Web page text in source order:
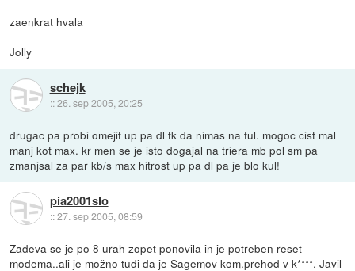
zaenkrat hvala
Jolly
schejk
::26. sep 2005, 20:25
drugac pa probi omejit up pa dl tk da nimas na ful. mogoc cist mal
manj kot max. kr men se je isto dogajal na triera mb pol sm pa
zmanjsal za par kb/s max hitrost up pa dl pa je blo kul!
pia2001slo
::27. sep 2005, 08:59
Zadeva se je po 8 urah zopet ponovila in je potreben reset
modema..ali je možno tudi da je Sagemov kom.prehod v k****. Javil